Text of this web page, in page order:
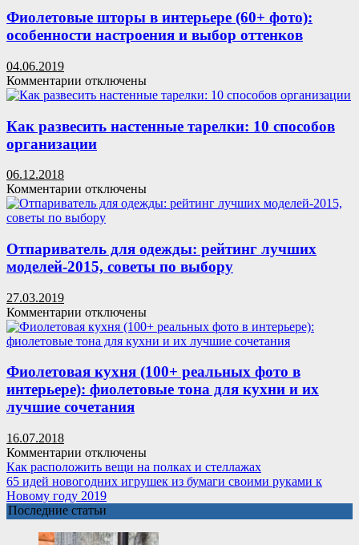
для
приточной
вентиляции:
свежесть
в
детали
Фиолетовые шторы в интерьере (60+ фото):
особенности настроения и выбор оттенков
04.06.2019
Комментарии к
записи
шторы
в
интерьере
особенности
настроения
и
оттенков
отключены
Как развесить настенные тарелки: 10 способов
организации
06.12.2018
Комментарии к
записи
Как
настенные
тарелки:
10
отключены
Отпариватель для одежды: рейтинг лучших
моделей-2015, советы по выбору
27.03.2019
Комментарии к
записи
Отпариватель
одежды:
рейтинг
лучших
моделей-2015,
выбору
отключены
Фиолетовая кухня (100+ реальных фото в
интерьере): фиолетовые тона для кухни и их
лучшие сочетания
16.07.2018
Комментарии к
записи
Фиолетовая
кухня
(100+
реальных
фото
отключены
Как расположить вещи на полках и стеллажах
65 идей новогодних игрушек из бумаги своими руками к
Новому году 2019
Последние статьи